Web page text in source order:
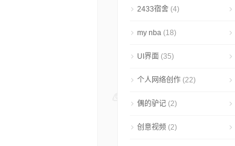
2433宿舍 (4)
my nba (18)
UI界面 (35)
个人网络创作 (22)
偶的驴记 (2)
创意视频 (2)